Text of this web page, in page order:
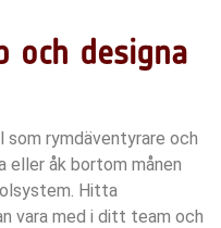
och designa
som rymdäventyrare och
eller åk bortom månen
Hitta
vara med i ditt team och